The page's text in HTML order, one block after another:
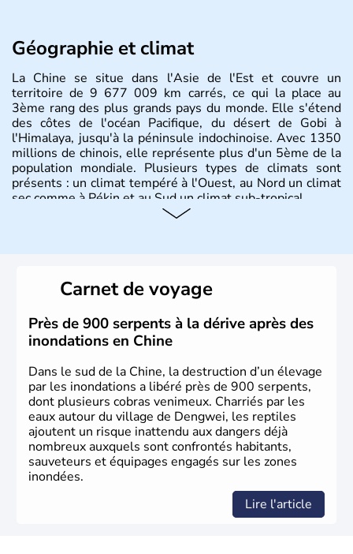
Géographie et climat
La Chine se situe dans l'Asie de l'Est et couvre un
territoire de 9 677 009 km carrés, ce qui la place au
3ème rang des plus grands pays du monde. Elle s'étend
des côtes de l'océan Pacifique, du désert de Gobi à
l'Himalaya, jusqu'à la péninsule indochinoise. Avec 1350
millions de chinois, elle représente plus d'un 5ème de la
population mondiale. Plusieurs types de climats sont
présents : un climat tempéré à l'Ouest, au Nord un climat
sec comme à Pékin et au Sud un climat sub-tropical.
dynasties. La dynastie Qing a été la dernière à régner
jusqu'aux guerres de l'opium lorsque la Chine s'est
constituée comme nation et a retrouvé son indépendance
en 1945. Illustre pays en matière d'inventions avant-
gardistes, la Chine a été la première utilisatrice du papier,
de l'imprimerie à caractères mobiles, de la boussole et de
la poudre à canon.
Carnet de voyage
Près de 900 serpents à la dérive après des
inondations en Chine
Dans le sud de la Chine, la destruction d’un élevage
par les inondations a libéré près de 900 serpents,
dont plusieurs cobras venimeux. Charriés par les
eaux autour du village de Dengwei, les reptiles
ajoutent un risque inattendu aux dangers déjà
nombreux auxquels sont confrontés habitants,
sauveteurs et équipages engagés sur les zones
inondées.
Lire l'article